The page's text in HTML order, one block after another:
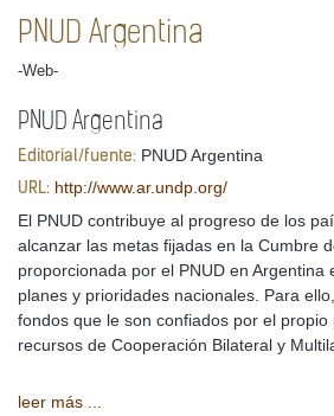
PNUD Argentina
-Web-
PNUD Argentina
Editorial/fuente: PNUD Argentina
URL: http://www.ar.undp.org/
El PNUD contribuye al progreso de los
alcanzar las metas fijadas en la Cumbre
proporcionada por el PNUD en Argentina
planes y prioridades nacionales. Para
fondos que le son confiados por el
recursos de Cooperación Bilateral y
leer más ...